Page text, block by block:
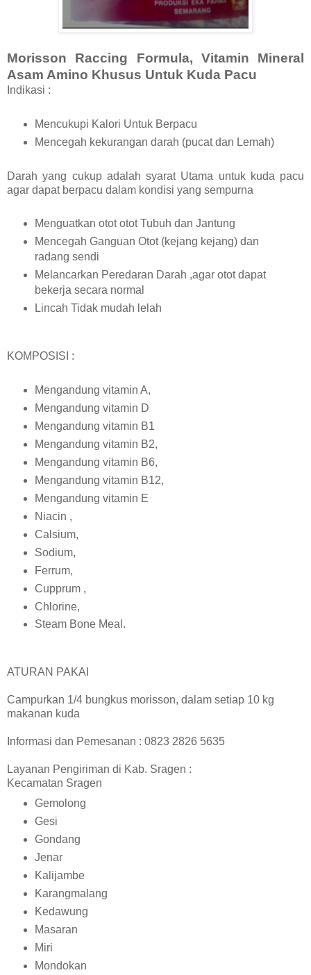
Morisson Raccing Formula, Vitamin Mineral
Asam Amino Khusus Untuk Kuda Pacu
Indikasi :
Mencukupi Kalori Untuk Berpacu
Mencegah kekurangan darah (pucat dan Lemah)
Darah yang cukup adalah syarat Utama untuk kuda pacu
agar dapat berpacu dalam kondisi yang sempurna
Menguatkan otot otot Tubuh dan Jantung
Mencegah Ganguan Otot (kejang kejang) dan
radang sendi
Melancarkan Peredaran Darah ,agar otot dapat
bekerja secara normal
Lincah Tidak mudah lelah
KOMPOSISI :
Mengandung vitamin A,
Mengandung vitamin D
Mengandung vitamin B1
Mengandung vitamin B2,
Mengandung vitamin B6,
Mengandung vitamin B12,
Mengandung vitamin E
Niacin ,
Calsium,
Sodium,
Ferrum,
Cupprum ,
Chlorine,
Steam Bone Meal.
ATURAN PAKAI
Campurkan 1/4 bungkus morisson, dalam setiap 10 kg
makanan kuda
Informasi dan Pemesanan : 0823 2826 5635
Layanan Pengiriman di Kab. Sragen :
Kecamatan Sragen
Gemolong
Gesi
Gondang
Jenar
Kalijambe
Karangmalang
Kedawung
Masaran
Miri
Mondokan